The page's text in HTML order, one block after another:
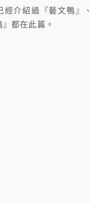
經介紹過『藝文鴨』
都在此篇。